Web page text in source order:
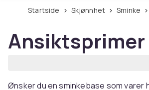
Startside Skjønnhet Sminke
Ansiktsprimer
Ønsker du en sminkebase som varer